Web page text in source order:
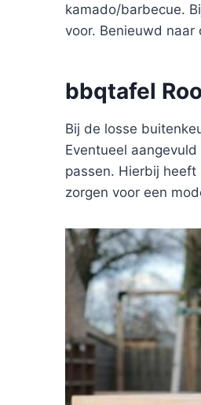
kamado/barbecue.
voor. Benieuwd naar
bbqtafel
Bij de losse
Eventueel
passen. Hierbij
zorgen voor een